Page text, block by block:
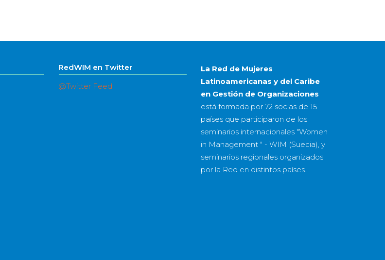
RedWIM en Twitter
@Twitter Feed
La Red de Mujeres
Latinoamericanas y del Caribe
en Gestión de Organizaciones
está formada por 72 sociasde 15
paísesque participaron de los
seminarios internacionales "Women
in Management " - WIM (Suecia), y
seminarios regionales organizados
por la Red en distintos países.